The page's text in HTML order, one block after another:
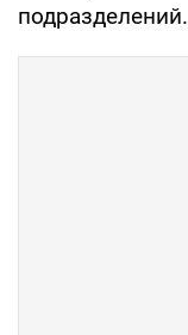
подразделений.